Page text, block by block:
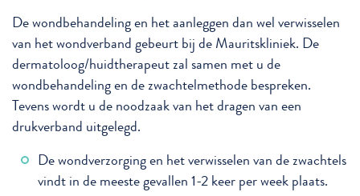
De wondbehandeling en het aanleggen dan wel verwisselen
van het wondverband gebeurt bij de Mauritskliniek. De
dermatoloog/huidtherapeut zal samen met u de
wondbehandeling en de zwachtelmethode bespreken.
Tevens wordt u de noodzaak van het dragen van een
drukverband uitgelegd.
De wondverzorging en het verwisselen van de zwachtels
vindt in de meeste gevallen 1-2 keer per week plaats.